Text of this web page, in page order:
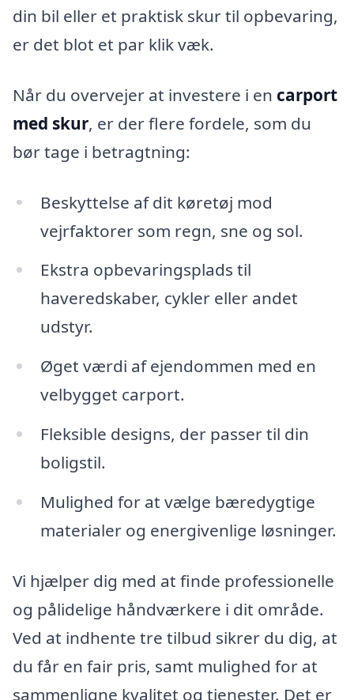
din bil eller et praktisk skur til opbevaring,
er det blot et par klik væk.
Når du overvejer at investere i en carport
med skur, er der flere fordele, som du
bør tage i betragtning:
Beskyttelse af dit køretøj mod
vejrfaktorer som regn, sne og sol.
Ekstra opbevaringsplads til
haveredskaber, cykler eller andet
udstyr.
Øget værdi af ejendommen med en
velbygget carport.
Fleksible designs, der passer til din
boligstil.
Mulighed for at vælge bæredygtige
materialer og energivenlige løsninger.
Vi hjælper dig med at finde professionelle
og pålidelige håndværkere i dit område.
Ved at indhente tre tilbud sikrer du dig, at
du får en fair pris, samt mulighed for at
sammenligne kvalitet og tjenester. Det er